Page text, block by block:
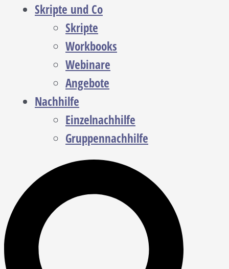
Skripte und Co
Skripte
Workbooks
Webinare
Angebote
Nachhilfe
Einzelnachhilfe
Gruppennachhilfe